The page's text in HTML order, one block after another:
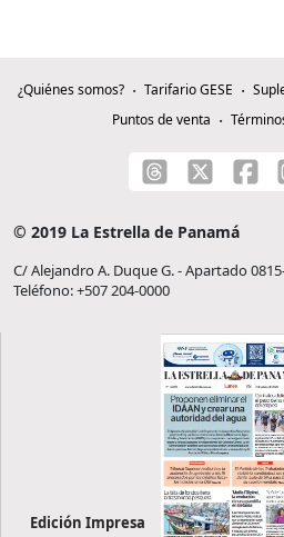
¿Quiénes somos? Tarifario GESE
Puntos de venta
© 2019 La Estrella de Panamá
C/ Alejandro A. Duque G. - Apartado
Teléfono: +507 204-0000
Edición Impresa